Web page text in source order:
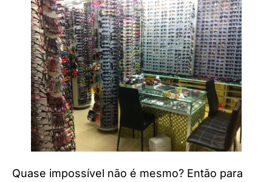
Quase impossível não é mesmo? Então para